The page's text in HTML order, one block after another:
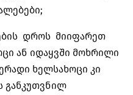
დროს მიიფარეთ
ან იდაყვში მოხრილი
ხელსახოცი კი
განკუთვნილ